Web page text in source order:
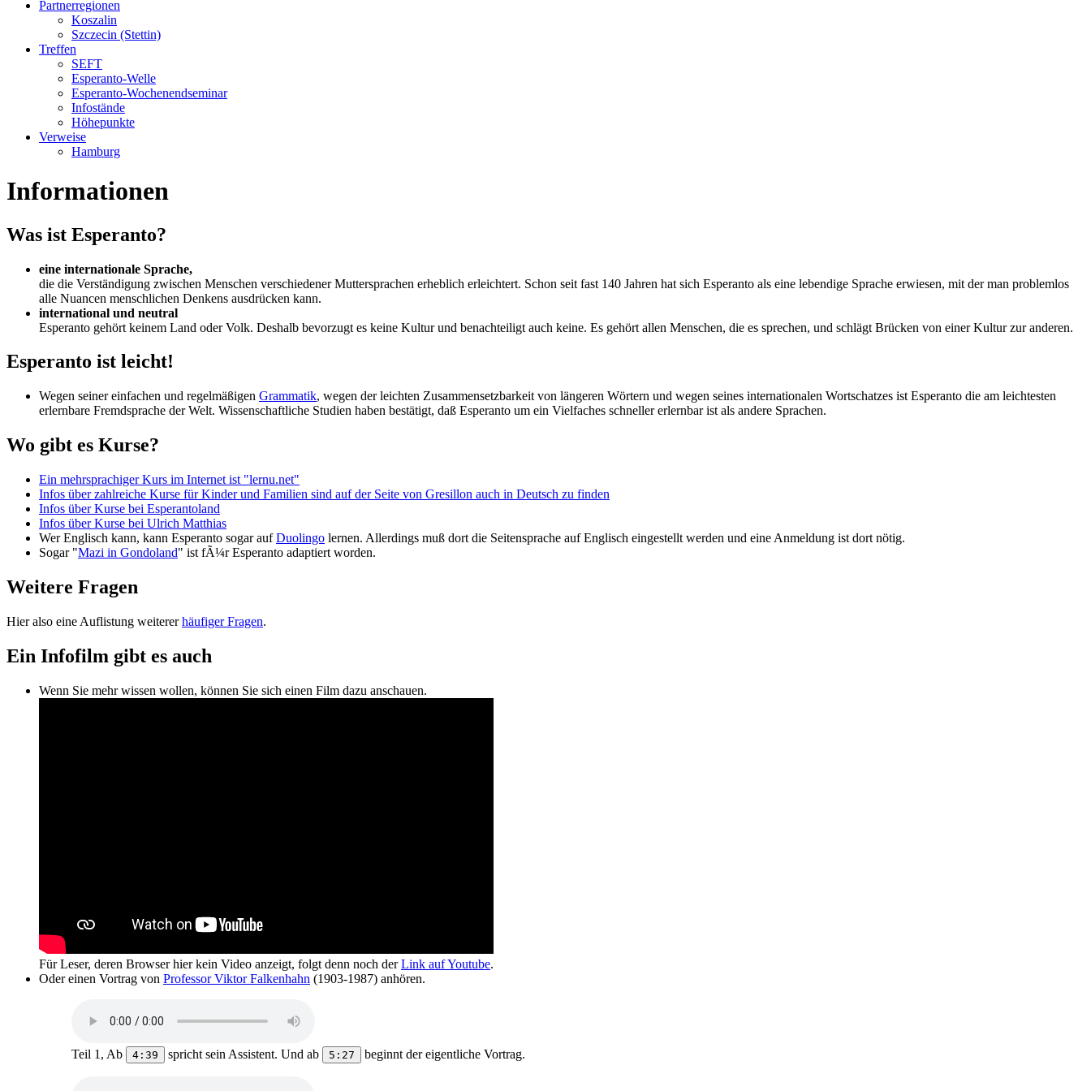
Partnerregionen
Koszalin
Szczecin (Stettin)
Treffen
SEFT
Esperanto-Welle
Esperanto-Wochenendseminar
Infostände
Höhepunkte
Verweise
Hamburg
Informationen
Was ist Esperanto?
eine internationale Sprache,
die die Verständigung zwischen Menschen verschiedener Muttersprachen erheblich erleichtert. Schon seit fast 140 Jahren hat sich Esperanto als eine lebendige Sprache erwiesen, mit der man problemlos
alle Nuancen menschlichen Denkens ausdrücken kann.
international und neutral
Esperanto gehört keinem Land oder Volk. Deshalb bevorzugt es keine Kultur und benachteiligt auch keine. Es gehört allen Menschen, die es sprechen, und schlägt Brücken von einer Kultur zur anderen.
Esperanto ist leicht!
Wegen seiner einfachen und regelmäßigen Grammatik, wegen der leichten Zusammensetzbarkeit von längeren Wörtern und wegen seines internationalen Wortschatzes ist Esperanto die am leichtesten
erlernbare Fremdsprache der Welt. Wissenschaftliche Studien haben bestätigt, daß Esperanto um ein Vielfaches schneller erlernbar ist als andere Sprachen.
Wo gibt es Kurse?
Ein mehrsprachiger Kurs im Internet ist "lernu.net"
Infos über zahlreiche Kurse für Kinder und Familien sind auf der Seite von Gresillon auch in Deutsch zu finden
Infos über Kurse bei Esperantoland
Infos über Kurse bei Ulrich Matthias
Wer Englisch kann, kann Esperanto sogar aufDuolingo lernen. Allerdings muß dort die Seitensprache auf Englisch eingestellt werden und eine Anmeldung ist dort nötig.
Sogar "Mazi in Gondoland" ist fÃ¼r Esperanto adaptiert worden.
Weitere Fragen
Hier also eine Auflistung weitererhäufiger Fragen.
Ein Infofilm gibt es auch
Wenn Sie mehr wissen wollen, können Sie sich einen Film dazu anschauen.
Für Leser, deren Browser hier kein Video anzeigt, folgt denn noch derLink auf Youtube.
Oder einen Vortrag von Professor Viktor Falkenhahn (1903-1987) anhören.
Teil 1, Ab 4:39 spricht sein Assistent. Und ab 5:27 beginnt der eigentliche Vortrag.